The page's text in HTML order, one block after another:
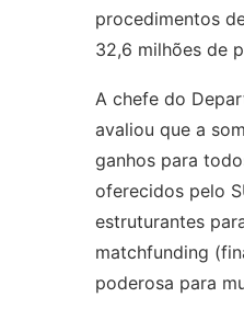
procedimentos
32,6 milhões de
A chefe do
avaliou que a
ganhos para
oferecidos pelo
estruturantes
matchfunding
poderosa para